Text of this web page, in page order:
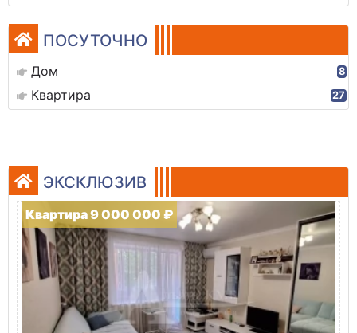
ПОСУТОЧНО
Дом 8
Квартира 27
ЭКСКЛЮЗИВ
Квартира 9 000 000 ₽